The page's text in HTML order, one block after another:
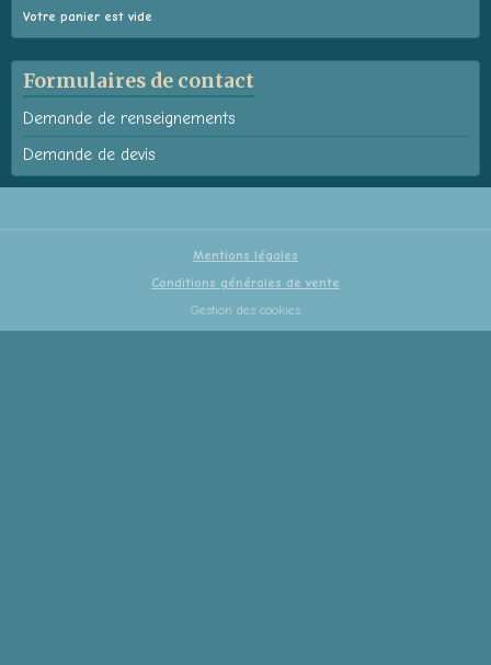
Votre panier est vide
Formulaires de contact
Demande de renseignements
Demande de devis
Mentions légales
Conditions générales de vente
Gestion des cookies